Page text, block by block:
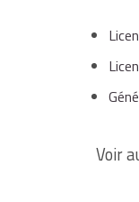
Voir